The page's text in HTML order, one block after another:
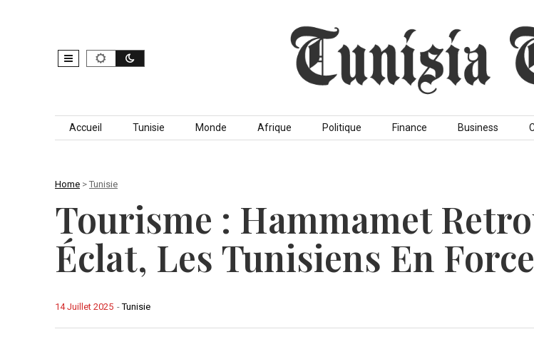
Skip to content
Accueil Tunisie Monde Afrique Politique Finance Business
Home > Tunisie
Tourisme : Hammamet
Éclat, Les Tunisiens En Force
-Tunisie
14 Juillet 2025